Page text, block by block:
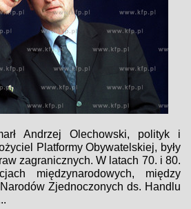
Andrzej Olechowski, polityk i
Platformy Obywatelskiej, były
zagranicznych. W latach 70. i 80.
międzynarodowych, między
Zjednoczonych ds. Handlu